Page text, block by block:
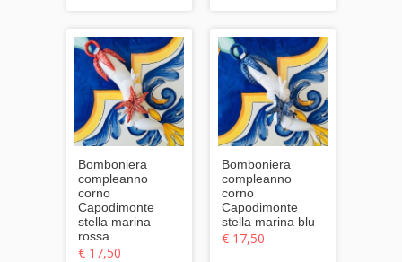
Bomboniera
compleanno
corno
Capodimonte
stella marina
rossa
€ 17,50
Bomboniera
compleanno
corno
Capodimonte
stella marina blu
€ 17,50